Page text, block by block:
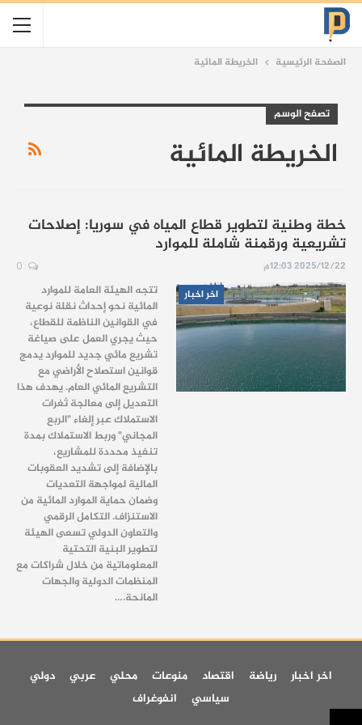
الصفحة الرئيسية الخريطة المائية
تصفح الوسم
الخريطة المائية
خطة وطنية لتطوير قطاع المياه في سوريا: إصلاحات
تشريعية ورقمنة شاملة للموارد
2025/12/22 12:03م
اخر اخبار
تتجه الهيئة العامة للموارد
المائية نحو إحداث نقلة نوعية
في القوانين الناظمة للقطاع،
حيث يجري العمل على صياغة
تشريع مائي جديد للموارد يدمج
قوانين استصلاح الأراضي مع
التشريع المائي العام. يهدف هذا
التعديل إلى معالجة ثغرات
الاستملاك عبر إلغاء "الربع
المجاني" وربط الاستملاك بمدة
تنفيذ محددة للمشاريع،
بالإضافة إلى تشديد العقوبات
المالية لمواجهة التعديات
وضمان حماية الموارد المائية من
الاستنزاف. التكامل الرقمي
والتعاون الدولي تسعى الهيئة
لتطوير البنية التحتية
المعلوماتية من خلال شراكات مع
المنظمات الدولية والجهات
المانحة.…
اخر اخبار رياضة اقتصاد منوعات محلي عربي
دولي
سياسي
انفوغراف